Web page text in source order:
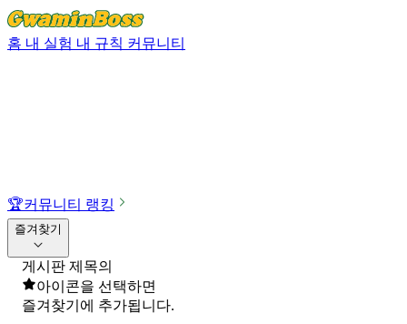
홈 내 실험 내 규칙 커뮤니티
🏆커뮤니티 랭킹
즐겨찾기
게시판 제목의
아이콘을 선택하면
즐겨찾기에 추가됩니다.